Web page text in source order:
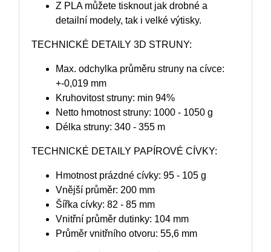
Z PLA můžete tisknout jak drobné a
detailní modely, tak i velké výtisky.
TECHNICKÉ DETAILY 3D STRUNY:
Max. odchylka průměru struny na cívce:
+-0,019 mm
Kruhovitost struny: min 94%
Netto hmotnost struny: 1000 - 1050 g
Délka struny: 340 - 355 m
TECHNICKÉ DETAILY PAPÍROVÉ CÍVKY:
Hmotnost prázdné cívky: 95 - 105 g
Vnější průměr: 200 mm
Šířka cívky: 82 - 85 mm
Vnitřní průměr dutinky: 104 mm
Průměr vnitřního otvoru: 55,6 mm